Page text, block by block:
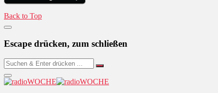
Back to Top
Escape drücken, zum schließen